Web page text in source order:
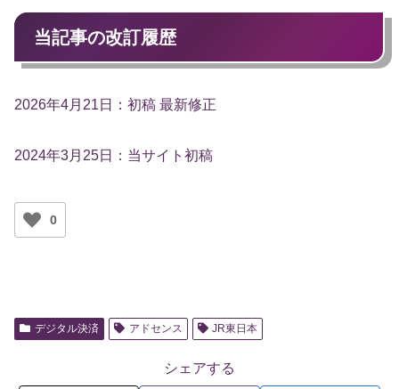
当記事の改訂履歴
2026年4月21日：初稿 最新修正
2024年3月25日：当サイト初稿
0
デジタル決済 アドセンス JR東日本
シェアする